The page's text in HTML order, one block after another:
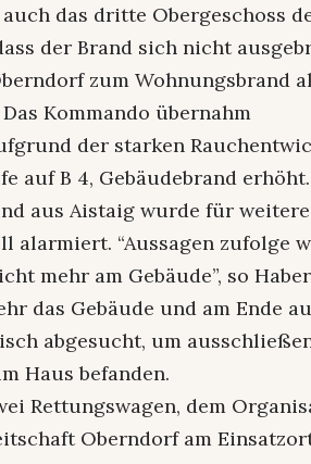
das dritte Obergeschoss
der Brand sich nicht
zum Wohnungsbrand
Kommando übernahm
der starken
auf B 4, Gebäudebrand
aus Aistaig wurde für weitere
alarmiert. “Aussagen zufolge
mehr am Gebäude”, so
das Gebäude und am Ende
abgesucht, um
Haus befanden.
Rettungswagen, dem
Oberndorf am